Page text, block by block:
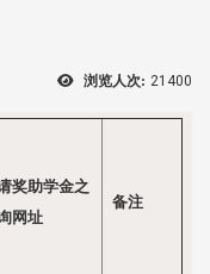
浏览人次: 21400
奖助学金之
网址
备注